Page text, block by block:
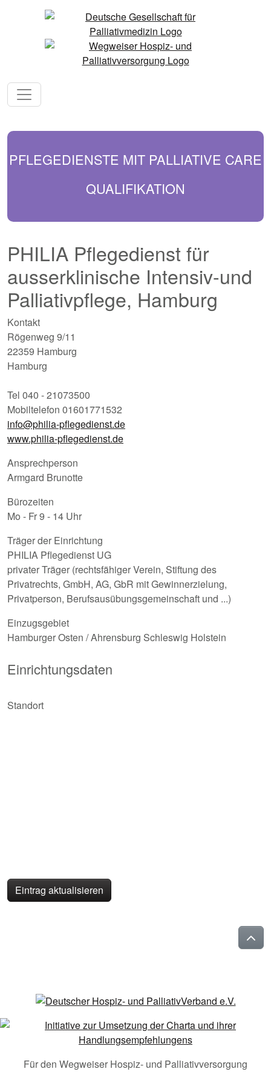
PFLEGEDIENSTE MIT PALLIATIVE CARE
QUALIFIKATION
PHILIA Pflegedienst für
ausserklinische Intensiv-und
Palliativpflege, Hamburg
Kontakt
Rögenweg 9/11
22359 Hamburg
Hamburg
Tel 040 - 21073500
Mobiltelefon 01601771532
info@philia-pflegedienst.de
www.philia-pflegedienst.de
Ansprechperson
Armgard Brunotte
Bürozeiten
Mo - Fr 9 - 14 Uhr
Träger der Einrichtung
PHILIA Pflegedienst UG
privater Träger (rechtsfähiger Verein, Stiftung des
Privatrechts, GmbH, AG, GbR mit Gewinnerzielung,
Privatperson, Berufsausübungsgemeinschaft und ...)
Einzugsgebiet
Hamburger Osten / Ahrensburg Schleswig Holstein
Einrichtungsdaten
Standort
Eintrag aktualisieren
Für den Wegweiser Hospiz- und Palliativversorgung